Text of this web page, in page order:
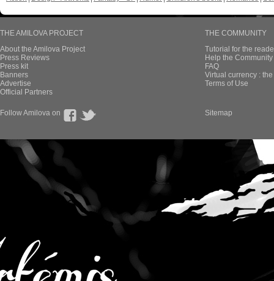
THE AMILOVA PROJECT
About the Amilova Project
Press Reviews
Press kit
Banners
Advertise
Official Partners
THE COMMUNITY
Tutorial for the
Help the
FAQ
Virtual currency :
Terms of Use
Follow Amilova on Sitemap